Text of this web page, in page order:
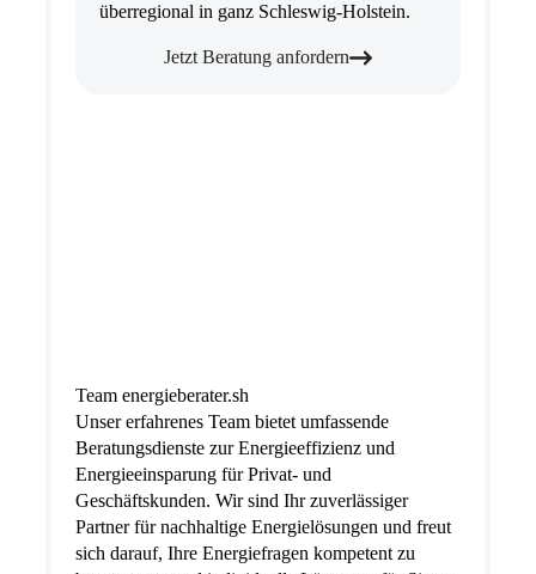
überregional in ganz Schleswig-Holstein.
Jetzt Beratung anfordern
Team energieberater.sh
Unser erfahrenes Team bietet umfassende
Beratungsdienste zur Energieeffizienz und
Energieeinsparung für Privat- und
Geschäftskunden. Wir sind Ihr zuverlässiger
Partner für nachhaltige Energielösungen und freut
sich darauf, Ihre Energiefragen kompetent zu